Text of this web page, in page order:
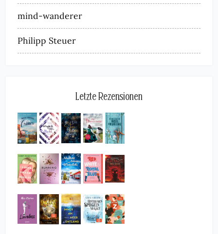
mind-wanderer
Philipp Steuer
Letzte Rezensionen